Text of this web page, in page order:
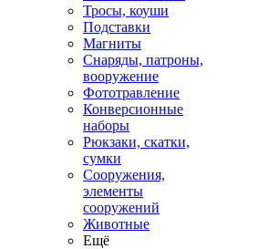
Тросы, коуши
Подставки
Магниты
Снаряды, патроны,
вооружение
Фототравление
Конверсионные
наборы
Рюкзаки, скатки,
сумки
Сооружения,
элементы
сооружений
Животные
Ещё